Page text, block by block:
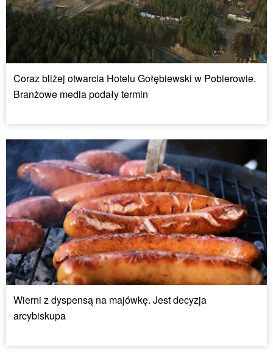
Coraz bliżej otwarcia Hotelu Gołębiewski w Pobierowie.
Branżowe media podały termin
Wierni z dyspensą na majówkę. Jest decyzja
arcybiskupa